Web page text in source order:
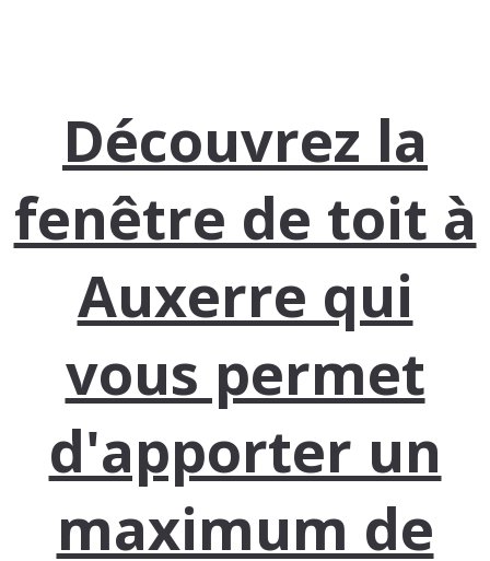
Découvrez la
fenêtre de toit à
Auxerre qui
vous permet
d'apporter un
maximum de